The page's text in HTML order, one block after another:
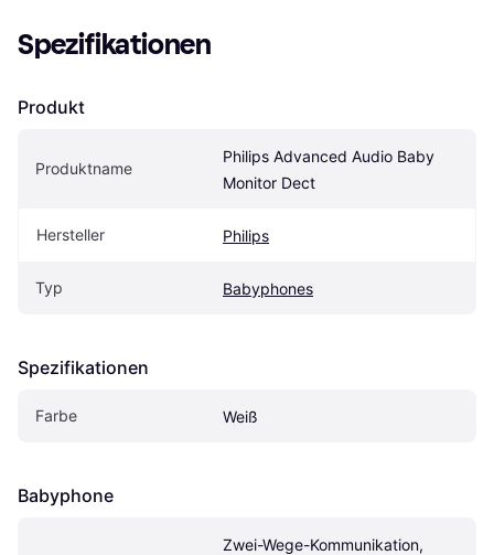
Spezifikationen
Produkt
Produktname
Philips Advanced Audio Baby
Monitor Dect
Hersteller Philips
Typ Babyphones
Spezifikationen
Farbe Weiß
Babyphone
Zwei-Wege-Kommunikation,